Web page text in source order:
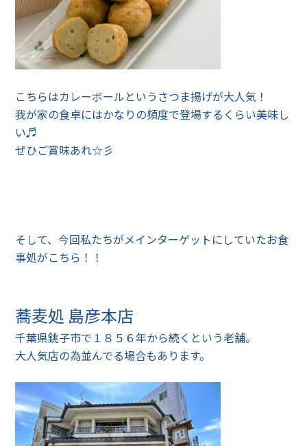
こちらはカレーボールというさつま揚げが大人気！
我が家の食卓にはかなりの頻度で登場するくらい美味し
い♬
ぜひご賞味あれ☆彡
そして、今回私たちがメインターゲットにしていたお食
事処がこちら！！
蕎麦処 島彦本店
千葉県銚子市で１８５６年から続くという老舗。
大人気店の為並んでる場合もあります。